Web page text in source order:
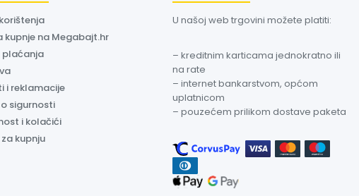
kupnje na Megabajt.hr
plaćanja
i reklamacije
sigurnosti
i kolačići
kupnju
U našoj web trgovini možete platiti:
– kreditnim karticama jednokratno ili
na rate
– internet bankarstvom, općom
uplatnicom
– pouzećem prilikom dostave paketa